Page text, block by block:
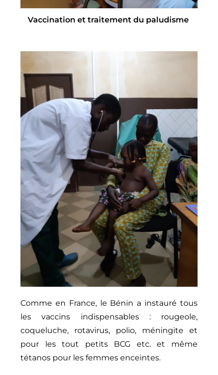
Vaccination et traitement du paludisme
Comme en France, le Bénin a instauré tous
les vaccins indispensables : rougeole,
coqueluche, rotavirus, polio, méningite et
pour les tout petits BCG etc. et même
tétanos pour les femmes enceintes.